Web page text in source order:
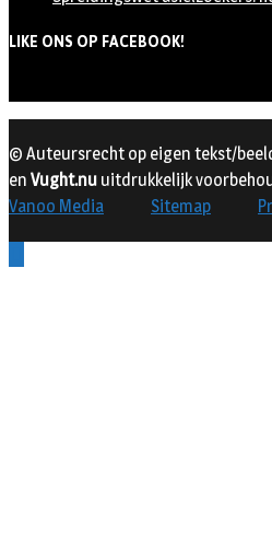
LIKE ONS OP FACEBOOK!
© Auteursrecht op eigen tekst/
en Vught.nu uitdrukkelijk
Vanoo Media
Sitemap